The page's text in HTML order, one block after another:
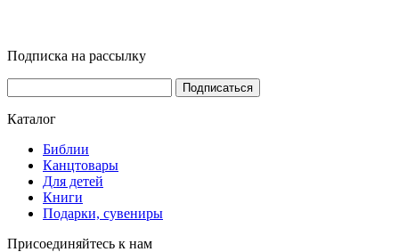
Подписка на рассылку
Каталог
Библии
Канцтовары
Для детей
Книги
Подарки, сувениры
Присоединяйтесь к нам